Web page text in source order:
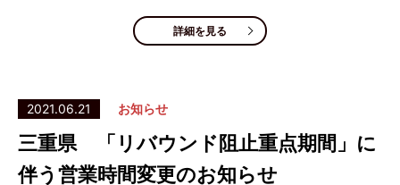
詳細を見る
2021.06.21 お知らせ
三重県 「リバウンド阻止重点期間」に
伴う営業時間変更のお知らせ